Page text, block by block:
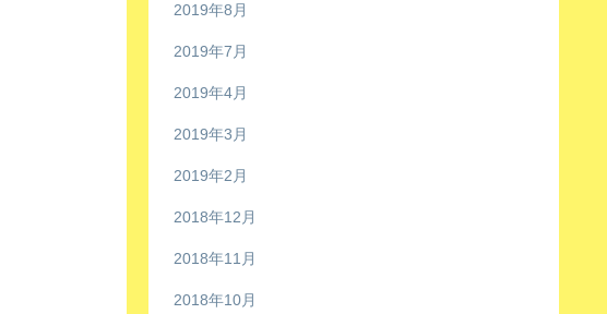
2019年8月
2019年7月
2019年4月
2019年3月
2019年2月
2018年12月
2018年11月
2018年10月